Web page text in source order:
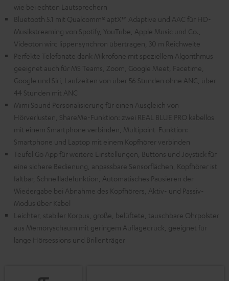
wie bei echten Lautsprechern
Bluetooth 5.1 mit Qualcomm® aptX™ Adaptive und AAC für HD-
Musikstreaming von Spotify, YouTube, Apple Music und Co.,
Videoton wird lippensynchron übertragen, 30 m Reichweite
Perfekte Telefonate dank Mikrofone mit speziellem Algorithmus
geeignet auch für MS Teams, Zoom, Google Meet, Facetime,
Google und Siri, Laufzeiten von über 56 Stunden ohne ANC, über
44 Stunden mit ANC
Mimi Sound Personalisierung für einen Ausgleich von
Hörverlusten, ShareMe-Funktion: zwei REAL BLUE PRO kabellos
mit einem Smartphone verbinden, Multipoint-Funktion:
Smartphone und Laptop mit einem Kopfhörer verbinden
Teufel Go App für weitere Einstellungen, Buttons und Joystick für
eine sichere Bedienung, anpassbare Sensorflächen, Kopfhörer ist
faltbar, Schnellladefunktion, Automatisches Pausieren der
Wiedergabe bei Abnahme des Kopfhörers, Aktiv- und Passiv-
Modus über Kabel
Leichter, stabiler Korpus, große, belüftete, tauschbare Ohrpolster
aus Memoryschaum mit geringem Auflagedruck, geeignet für
lange Hörsessions und Brillenträger